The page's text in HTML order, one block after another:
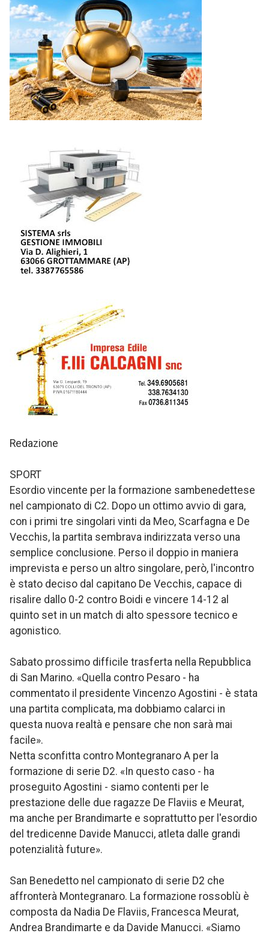
Redazione
SPORT
Esordio vincente per la formazione sambenedettese
nel campionato di C2. Dopo un ottimo avvio di gara,
con i primi tre singolari vinti da Meo, Scarfagna e De
Vecchis, la partita sembrava indirizzata verso una
semplice conclusione. Perso il doppio in maniera
imprevista e perso un altro singolare, però, l'incontro
è stato deciso dal capitano De Vecchis, capace di
risalire dallo 0-2 contro Boidi e vincere 14-12 al
quinto set in un match di alto spessore tecnico e
agonistico.
Sabato prossimo difficile trasferta nella Repubblica
di San Marino. «Quella contro Pesaro - ha
commentato il presidente Vincenzo Agostini - è stata
una partita complicata, ma dobbiamo calarci in
questa nuova realtà e pensare che non sarà mai
facile».
Netta sconfitta contro Montegranaro A per la
formazione di serie D2. «In questo caso - ha
proseguito Agostini - siamo contenti per le
prestazione delle due ragazze De Flaviis e Meurat,
ma anche per Brandimarte e soprattutto per l'esordio
del tredicenne Davide Manucci, atleta dalle grandi
potenzialità future».
San Benedetto nel campionato di serie D2 che
affronterà Montegranaro. La formazione rossoblù è
composta da Nadia De Flaviis, Francesca Meurat,
Andrea Brandimarte e da Davide Manucci. «Siamo